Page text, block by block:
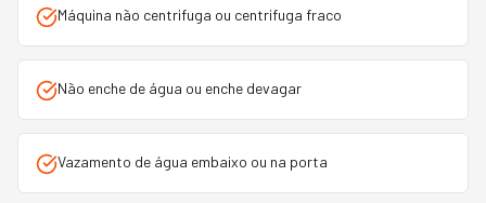
Máquina não centrifuga ou centrifuga fraco
Não enche de água ou enche devagar
Vazamento de água embaixo ou na porta